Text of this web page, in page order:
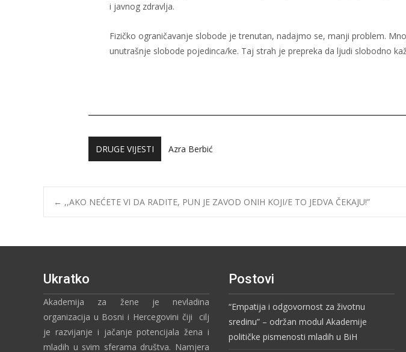
i javnog zdravlja.
Fizičko ograničavanje slobode je trenutan, nadajmo se, manji problem.
unutrašnje slobode pojedinca/ke. Taj strah je prepreka da ljudi slobodno
DRUGE VIJESTI Majda Ibraković
← ,,AKO NEĆETE VI DA RADITE, PUN JE ZAVOD ONIH KOJI/E TO JEDVA ČEKAJU!”
Ukratko
Akademija za žene je nevladina
organizacija u Bosni i Hercegovini čiji cilj
je razvijanje i jačanje potencijala žena i
mladih u svim sferama društva. Namjera
Postovi
“Empatija i odgovornost za životnu
sredinu” – održan modul Akademije
političke pismenosti mladih u BiH